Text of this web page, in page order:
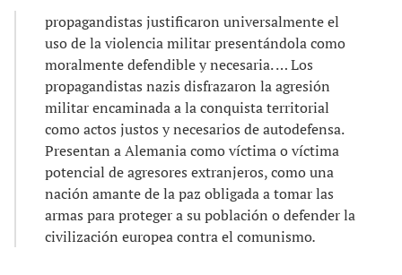
propagandistas justificaron universalmente el
uso de la violencia militar presentándola como
moralmente defendible y necesaria. … Los
propagandistas nazis disfrazaron la agresión
militar encaminada a la conquista territorial
como actos justos y necesarios de autodefensa.
Presentan a Alemania como víctima o víctima
potencial de agresores extranjeros, como una
nación amante de la paz obligada a tomar las
armas para proteger a su población o defender la
civilización europea contra el comunismo.